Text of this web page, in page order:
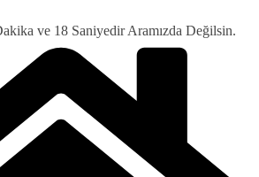
ve 19 Saniyedir Aramızda Değilsin.